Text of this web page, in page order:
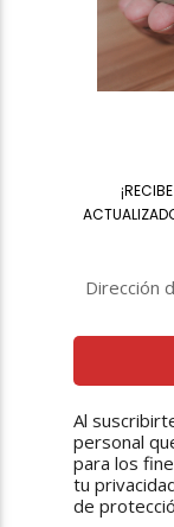
¡
Al
personal
para los
tu
de